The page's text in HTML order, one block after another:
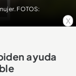
x
FOTOS:
ayuda